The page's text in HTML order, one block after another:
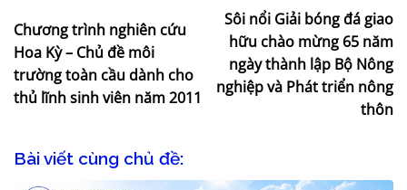
Chương trình nghiên cứu
Hoa Kỳ – Chủ đề môi
trường toàn cầu dành cho
thủ lĩnh sinh viên năm 2011
Sôi nổi Giải bóng đá giao
hữu chào mừng 65 năm
ngày thành lập Bộ Nông
nghiệp và Phát triển nông
thôn
Bài viết cùng chủ đề: